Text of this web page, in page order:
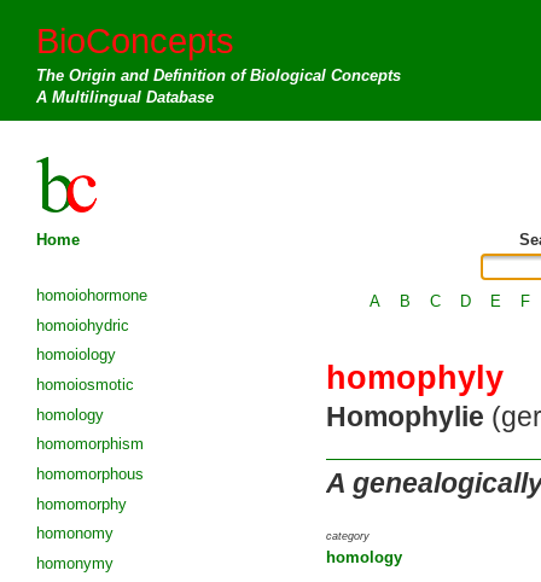
BioConcepts
The Origin and Definition of Biological Concepts
A Multilingual Database
Home
homoiohormone
homoiohydric
homoiology
homoiosmotic
homology
homomorphism
homomorphous
homomorphy
homonomy
homonymy
A B C D E F
homophyly
Homophylie
A
category
homology